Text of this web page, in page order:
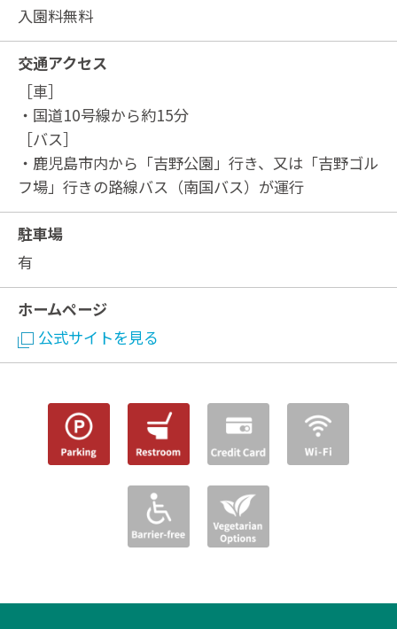
入園料無料
交通アクセス
［車］
・国道10号線から約15分
［バス］
・鹿児島市内から「吉野公園」行き、又は「吉野ゴル
フ場」行きの路線バス（南国バス）が運行
駐車場
有
ホームページ
公式サイトを見る